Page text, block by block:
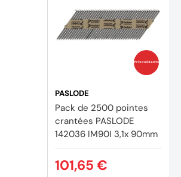
(3
Prix coûtants
PASLODE
Pack de 2500 pointes
crantées PASLODE
142036 IM90I 3,1x 90mm
101,65 €